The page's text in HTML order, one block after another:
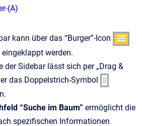
(A)
kann über das “Burger”-Icon
eingeklappt werden.
der Sidebar lässt sich per „Drag &
das Doppelstrich-Symbol
“Suche im Baum” ermöglicht die
spezifischen Informationen